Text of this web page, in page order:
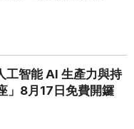
工智能 AI 生產力與持
」8月17日免費開鑼